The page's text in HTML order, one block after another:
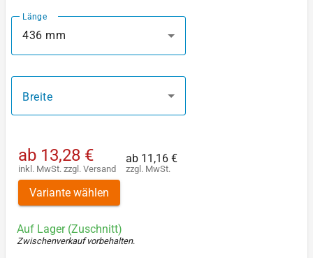
Länge
436 mm
Breite
ab 13,28 €
inkl. MwSt. zzgl. Versand
ab 11,16 €
zzgl. MwSt.
Variante wählen
Auf Lager (Zuschnitt)
Zwischenverkauf vorbehalten.